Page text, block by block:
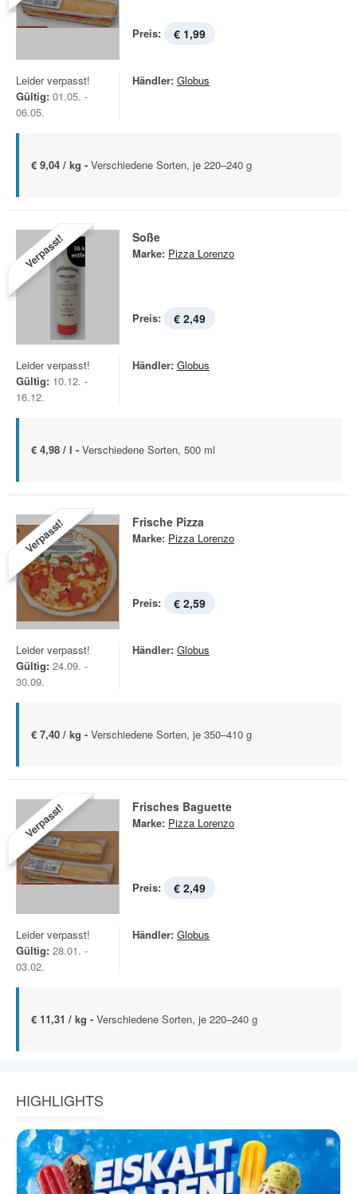
Preis: € 1,99
Leider verpasst!
Gültig: 01.05. -
06.05.
Händler: Globus
€ 9,04 / kg - Verschiedene Sorten, je 220–240 g
Verpasst! Soße
Marke: Pizza Lorenzo
Preis: € 2,49
Leider verpasst!
Gültig: 10.12. -
16.12.
Händler: Globus
€ 4,98 / l - Verschiedene Sorten, 500 ml
Verpasst! Frische Pizza
Marke: Pizza Lorenzo
Preis: € 2,59
Leider verpasst!
Gültig: 24.09. -
30.09.
Händler: Globus
€ 7,40 / kg - Verschiedene Sorten, je 350–410 g
Verpasst! Frisches Baguette
Marke: Pizza Lorenzo
Preis: € 2,49
Leider verpasst!
Gültig: 28.01. -
03.02.
Händler: Globus
€ 11,31 / kg - Verschiedene Sorten, je 220–240 g
HIGHLIGHTS